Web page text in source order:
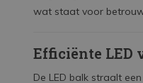
wat staat voor
Efficiënte
De LED balk straalt een